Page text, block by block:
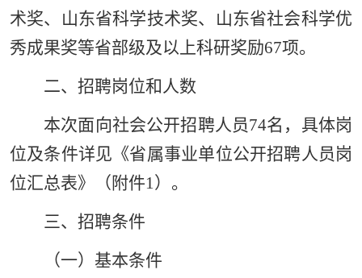
术奖、山东省科学技术奖、山东省社会科学优
秀成果奖等省部级及以上科研奖励67项。
二、招聘岗位和人数
本次面向社会公开招聘人员74名，具体岗
位及条件详见《省属事业单位公开招聘人员岗
位汇总表》（附件1）。
三、招聘条件
（一）基本条件